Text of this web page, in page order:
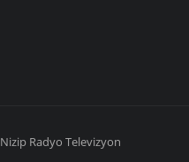
Nizip Radyo Televizyon